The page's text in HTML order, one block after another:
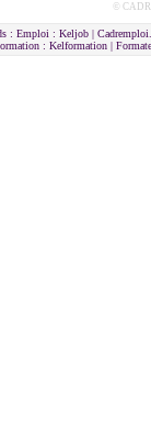
©
: Emploi : Keljob |
: Kelformation |